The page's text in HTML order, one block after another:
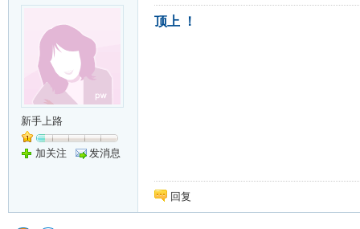
新手上路
加关注 发消息
顶上 ！
回复